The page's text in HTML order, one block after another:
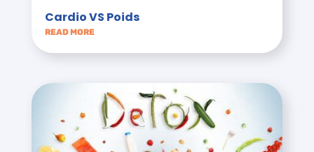
Cardio VS Poids
READ MORE